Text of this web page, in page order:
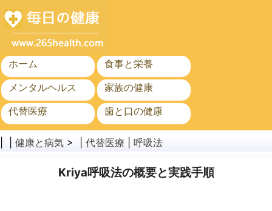
ホーム
食事と栄養
メンタルヘルス
家族の健康
代替医療
歯と口の健康
がん
公衆衛生
健康と病気 > | 代替医療 呼吸法
Kriya呼吸法の概要と実践手順